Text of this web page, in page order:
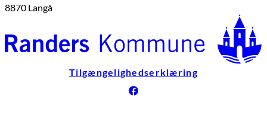
8870 Langå
Tilgængelighedserklæring